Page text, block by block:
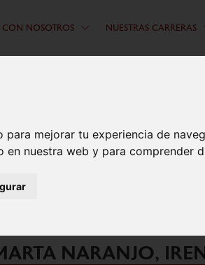
mejorar tu experiencia de
nuestra web y para comprender
CON NOSOTROS NUESTRAS CARRERAS
MARTÍN E
NARANJO,